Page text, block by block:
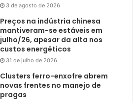
3 de agosto de 2026
Preços na indústria chinesa
mantiveram-se estáveis em
julho/26, apesar da alta nos
custos energéticos
31 de julho de 2026
Clusters ferro-enxofre abrem
novas frentes no manejo de
pragas